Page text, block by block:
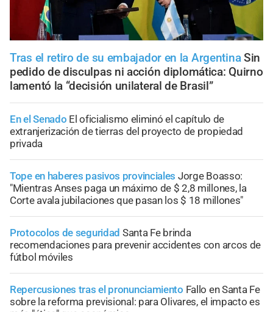
Tras el retiro de su embajador en la Argentina Sin
pedido de disculpas ni acción diplomática: Quirno
lamentó la “decisión unilateral de Brasil”
En el Senado El oficialismo eliminó el capítulo de
extranjerización de tierras del proyecto de propiedad
privada
Tope en haberes pasivos provinciales Jorge Boasso:
"Mientras Anses paga un máximo de $ 2,8 millones, la
Corte avala jubilaciones que pasan los $ 18 millones"
Protocolos de seguridad Santa Fe brinda
recomendaciones para prevenir accidentes con arcos de
fútbol móviles
Repercusiones tras el pronunciamiento Fallo en Santa Fe
sobre la reforma previsional: para Olivares, el impacto es